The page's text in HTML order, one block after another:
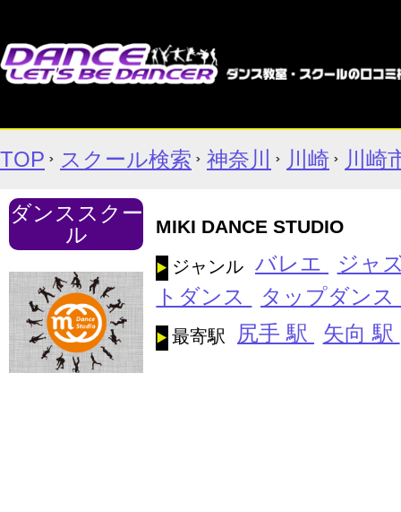
TOP スクール検索 神奈川 川崎 川崎
ダンススクー
ル
MIKI DANCE STUDIO
ジャンル バレエ
ジャ
トダンス
タップダンス
最寄駅 尻手 駅 矢向 駅